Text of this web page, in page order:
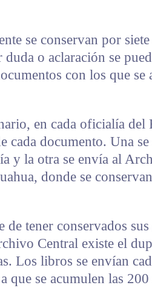
se conservan por
o aclaración se
con los que se
en cada oficialía del
cada documento. Una se
y la otra se envía al
donde se
de tener conservados
Central existe el
Los libros se envían
que se acumulen las 200